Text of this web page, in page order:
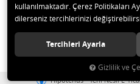
© 2020 MAG
Hipotenüs Yeni Nesil E-
kullanılmaktadır. Çerez Politikaları
dilerseniz tercihlerinizi
Tercihleri Ayarla
Gizlilik ve